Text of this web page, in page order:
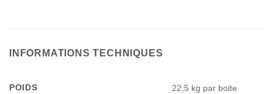
INFORMATIONS TECHNIQUES
POIDS
22,5 kg par boite